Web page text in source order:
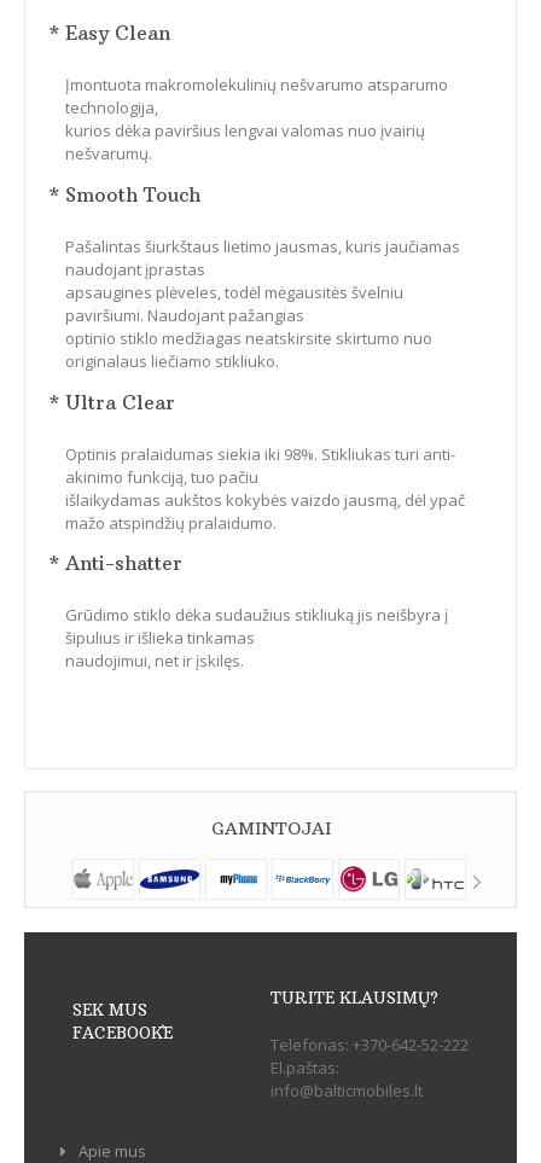
* Easy Clean
Įmontuota makromolekulinių nešvarumo atsparumo
technologija,
kurios dėka paviršius lengvai valomas nuo įvairių
nešvarumų.
* Smooth Touch
Pašalintas šiurkštaus lietimo jausmas, kuris jaučiamas
naudojant įprastas
apsaugines plėveles, todėl mėgausitės švelniu
paviršiumi. Naudojant pažangias
optinio stiklo medžiagas neatskirsite skirtumo nuo
originalaus liečiamo stikliuko.
* Ultra Clear
Optinis pralaidumas siekia iki 98%. Stikliukas turi anti-
akinimo funkciją, tuo pačiu
išlaikydamas aukštos kokybės vaizdo jausmą, dėl ypač
mažo atspindžių pralaidumo.
* Anti-shatter
Grūdimo stiklo dėka sudaužius stikliuką jis neišbyra į
šipulius ir išlieka tinkamas
naudojimui, net ir įskilęs.
GAMINTOJAI
SEK MUS
FACEBOOK`E
TURITE KLAUSIMŲ?
Telefonas: +370-642-52-222
El.paštas:
info@balticmobiles.lt
Apie mus